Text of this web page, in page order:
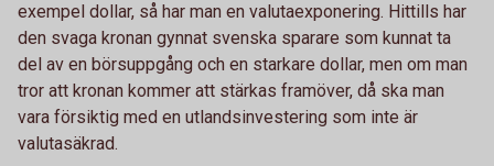
exempel dollar, så har man en valutaexponering. Hittills har
den svaga kronan gynnat svenska sparare som kunnat ta
del av en börsuppgång och en starkare dollar, men om man
tror att kronan kommer att stärkas framöver, då ska man
vara försiktig med en utlandsinvestering som inte är
valutasäkrad.